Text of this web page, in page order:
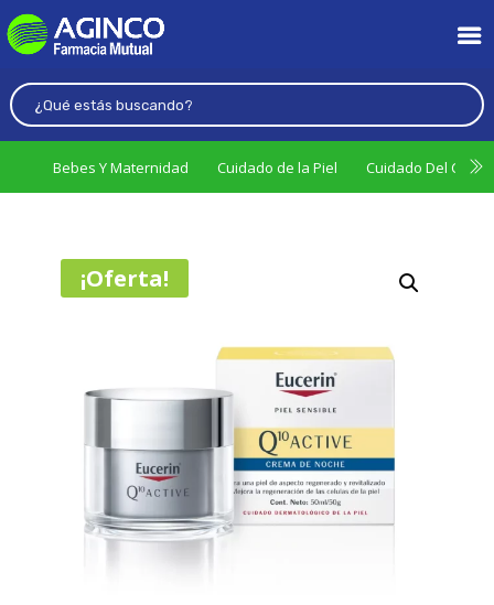
Bebes Y Maternidad Cuidado de la Piel Cuidado Del
¡Oferta!